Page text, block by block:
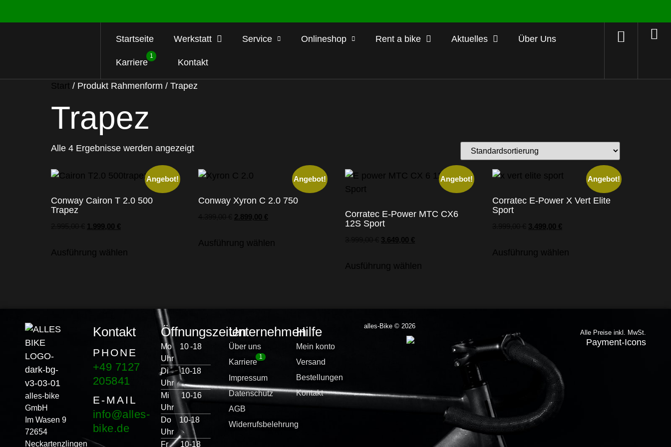
Startseite Werkstatt Service Onlineshop Rent a bike Aktuelles Über Uns
Karriere
1
Kontakt
Start / Produkt Rahmenform / Trapez
Trapez
Alle 4 Ergebnisse werden angezeigt
Angebot!
Conway Cairon T 2.0 500
Trapez
1.999,00 €
Ausführung wählen
Angebot!
Conway Xyron C 2.0 750
2.899,00 €
Ausführung wählen
Angebot!
Corratec E-Power MTC CX6
12S Sport
3.649,00 €
Ausführung wählen
Angebot!
Corratec E-Power X Vert Elite
Sport
3.499,00 €
Ausführung wählen
alles-bike
GmbH
Im Wasen 9
72654
Neckartenzlingen
Kontakt
PHONE
+49 7127
205841
E-MAIL
info@alles-
bike.de
Öffnungszeiten
Mo 10 -18
Uhr
Di 10-18
Uhr
Mi 10-16
Uhr
Do 10-18
Uhr
Fr 10-18
Unternehmen
Über uns
Karriere
1
Impressum
Datenschutz
AGB
Widerrufsbelehrung
Hilfe
Mein konto
Versand
Bestellungen
Kontakt
alles-Bike © 2026
Alle Preise inkl. MwSt.